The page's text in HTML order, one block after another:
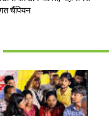
चैंपियन